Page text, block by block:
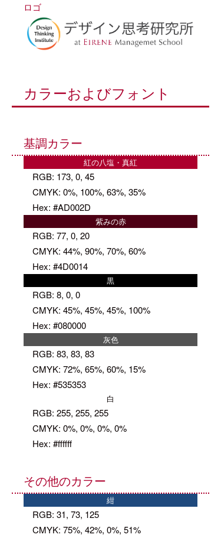
ロゴ
カラーおよびフォント
基調カラー
紅の八塩・真紅
RGB: 173, 0, 45
CMYK: 0%, 100%, 63%, 35%
Hex: #AD002D
紫みの赤
RGB: 77, 0, 20
CMYK: 44%, 90%, 70%, 60%
Hex: #4D0014
黒
RGB: 8, 0, 0
CMYK: 45%, 45%, 45%, 100%
Hex: #080000
灰色
RGB: 83, 83, 83
CMYK: 72%, 65%, 60%, 15%
Hex: #535353
白
RGB: 255, 255, 255
CMYK: 0%, 0%, 0%, 0%
Hex: #ffffff
その他のカラー
紺
RGB: 31, 73, 125
CMYK: 75%, 42%, 0%, 51%